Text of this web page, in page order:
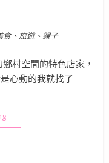
on
、旅遊、親子
村空間的特色店家，
心動的我就找了
“【高雄美食】戀家 咖啡/慢